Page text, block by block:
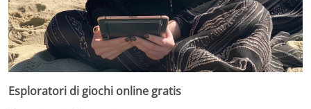
Esploratori di giochi online gratis